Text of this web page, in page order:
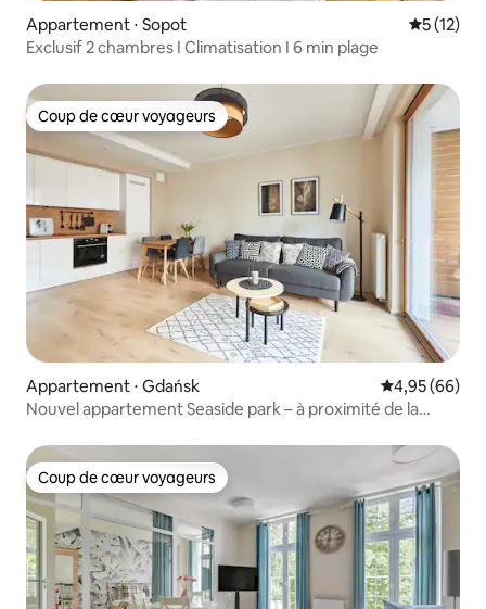
Appartement ⋅ Sopot
5 (12)
Exclusif 2 chambres I Climatisation I 6 min plage
Coup de cœur voyageurs
Coup de cœur voyageurs
Appartement ⋅ Gdańsk Évaluation
4,95 (66)
Nouvel appartement Seaside park – à proximité de la
Coup de cœur voyageurs
Coup de cœur voyageurs